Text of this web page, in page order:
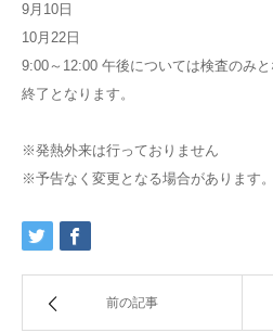
9月10日
10月22日
9:00～12:00 午後については検査のみ
終了となります。
※発熱外来は行っておりません
※予告なく変更となる場合があります
前の記事